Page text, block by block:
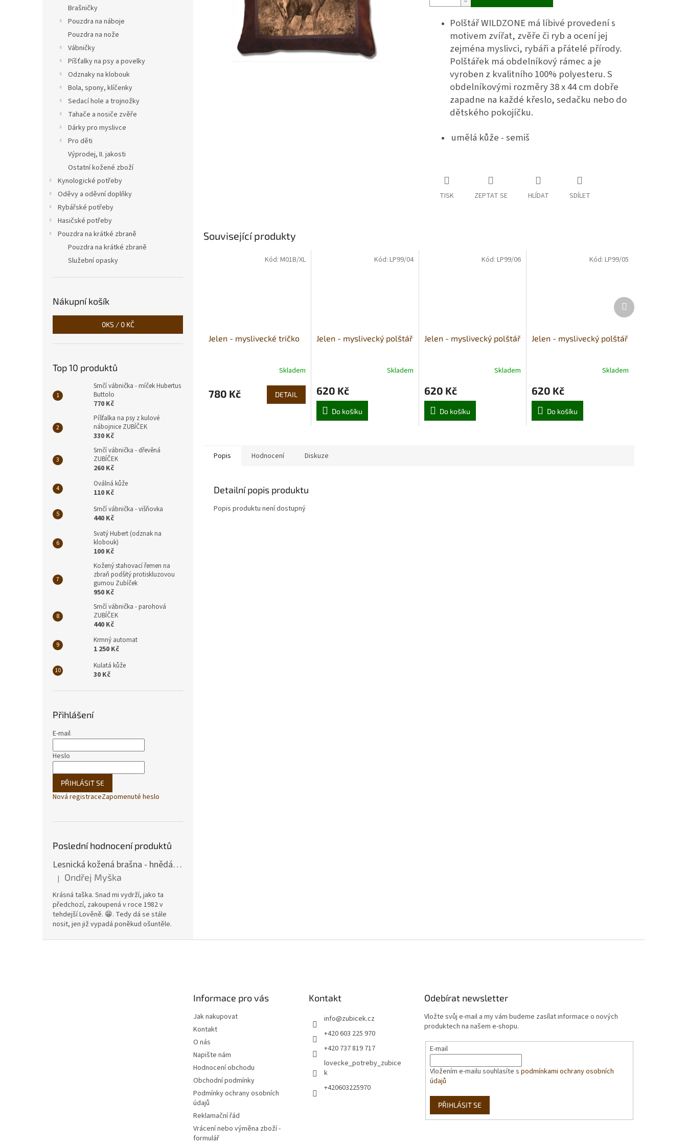
Brašničky
Pouzdra na náboje
Pouzdra na nože
Vábničky
Píšťalky na psy a povelky
Odznaky na klobouk
Bola, spony, klíčenky
Sedací hole a trojnožky
Tahače a nosiče zvěře
Dárky pro myslivce
Pro děti
Výprodej, II. jakosti
Ostatní kožené zboží
Kynologické potřeby
Oděvy a oděvní doplňky
Rybářské potřeby
Hasičské potřeby
Pouzdra na krátké zbraně
Pouzdra na krátké zbraně
Služební opasky
Nákupní košík
0KS / 0 KČ
Top 10 produktů
Srnčí vábnička - míček Hubertus
Buttolo
770 Kč
Píšťalka na psy z kulové
nábojnice ZUBÍČEK
330 Kč
Srnčí vábnička - dřevěná
ZUBÍČEK
260 Kč
Oválná kůže
110 Kč
Srnčí vábnička - višňovka
440 Kč
Svatý Hubert (odznak na
klobouk)
100 Kč
Kožený stahovací řemen na
zbraň podšitý protiskluzovou
gumou Zubíček
950 Kč
Srnčí vábnička - parohová
ZUBÍČEK
440 Kč
Krmný automat
1 250 Kč
Kulatá kůže
30 Kč
Přihlášení
E-mail
Heslo
PŘIHLÁSIT SE
Nová registraceZapomenuté heslo
Poslední hodnocení produktů
Lesnická kožená brašna - hnědá hovězina
Hodnocení produktu je 5 z 5 hvězdiček.
| Ondřej Myška
Krásná taška. Snad mi vydrží, jako ta
předchozí, zakoupená v roce 1982 v
tehdejší Lověně. 😁. Tedy dá se stále
nosit, jen již vypadá poněkud ošuntěle.
Polštář WILDZONE má líbivé provedení s
motivem zvířat, zvěře či ryb a ocení jej
zejména myslivci, rybáři a přátelé přírody.
Polštářek má obdelníkový rámec a je
vyroben z kvalitního 100% polyesteru. S
obdelníkovými rozměry 38 x 44 cm dobře
zapadne na každé křeslo, sedačku nebo do
dětského pokojíčku.
umělá kůže - semiš
TISK ZEPTAT SE HLÍDAT SDÍLET
Související produkty
Jelen - myslivecké tričko
Skladem
780 Kč DETAIL
Kód: M01B/XL
Jelen - myslivecký polštář
Skladem
620 Kč
Do košíku
Kód: LP99/04
Jelen - myslivecký polštář
Skladem
620 Kč
Do košíku
Kód:LP99/06
Jelen - myslivecký polštář
Skladem
620 Kč
Do košíku
Kód: LP99/05
Další
produkt
Popis Hodnocení Diskuze
Detailní popis produktu
Popis produktu není dostupný
Informace pro vás
Jak nakupovat
Kontakt
O nás
Napište nám
Hodnocení obchodu
Obchodní podmínky
Podmínky ochrany osobních
údajů
Reklamační řád
Vrácení nebo výměna zboží -
formulář
Kontakt
info@zubicek.cz
+420 603 225 970
+420 737 819 717
lovecke_potreby_zubice
k
+420603225970
Odebírat newsletter
Vložte svůj e-mail a my vám budeme zasílat informace o nových
produktech na našem e-shopu.
E-mail
Vložením e-mailu souhlasíte spodmínkami ochrany osobních
údajů
PŘIHLÁSIT SE